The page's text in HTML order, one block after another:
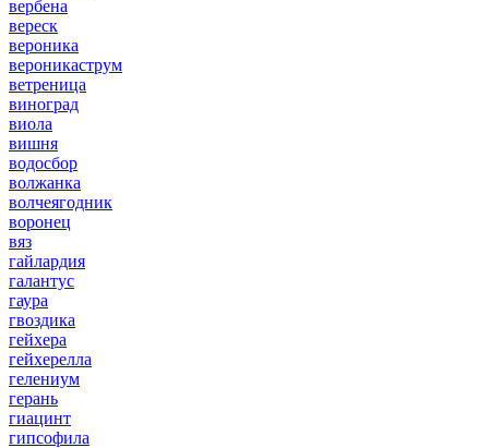
вербена
вереск
вероника
вероникаструм
ветреница
виноград
виола
вишня
водосбор
волжанка
волчеягодник
воронец
вяз
гайлардия
галантус
гаура
гвоздика
гейхера
гейхерелла
гелениум
герань
гиацинт
гипсофила